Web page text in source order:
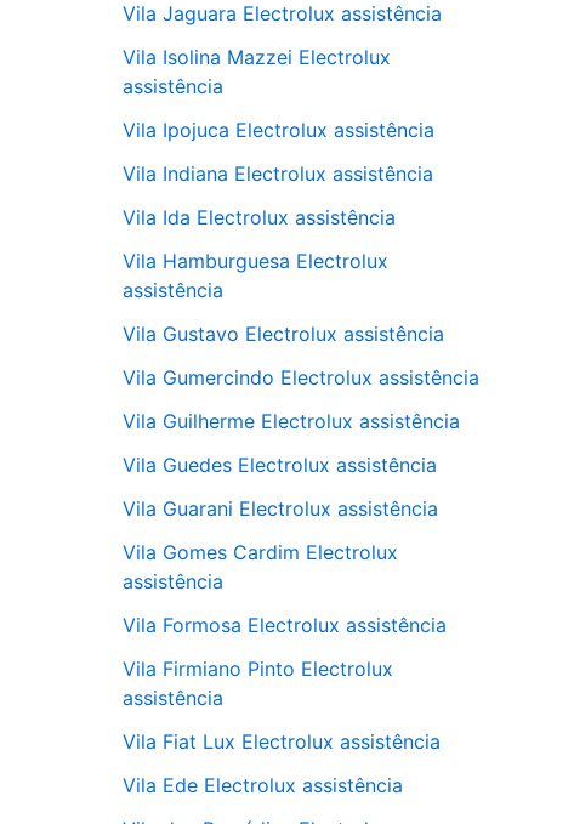
Vila Jaguara Electrolux assistência
Vila Isolina Mazzei Electrolux
assistência
Vila Ipojuca Electrolux assistência
Vila Indiana Electrolux assistência
Vila Ida Electrolux assistência
Vila Hamburguesa Electrolux
assistência
Vila Gustavo Electrolux assistência
Vila Gumercindo Electrolux assistência
Vila Guilherme Electrolux assistência
Vila Guedes Electrolux assistência
Vila Guarani Electrolux assistência
Vila Gomes Cardim Electrolux
assistência
Vila Formosa Electrolux assistência
Vila Firmiano Pinto Electrolux
assistência
Vila Fiat Lux Electrolux assistência
Vila Ede Electrolux assistência